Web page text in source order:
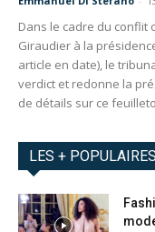
Dans le cadre du conflit
Giraudier à la
article en date), le
verdict et redonne la
de détails sur ce
LES + POPULAIRES